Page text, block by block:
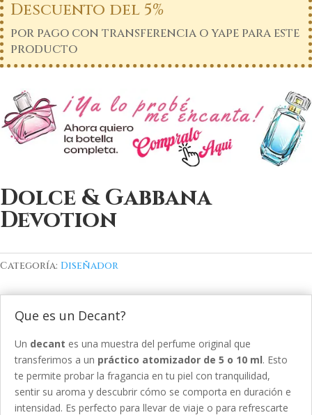
Descuento del 5%
por pago con transferencia o yape para este
producto
Dolce & Gabbana
Devotion
Categoría: Diseñador
Que es un Decant?
Un decant es una muestra del perfume original que
transferimos a un práctico atomizador de 5 o 10 ml. Esto
te permite probar la fragancia en tu piel con tranquilidad,
sentir su aroma y descubrir cómo se comporta en duración e
intensidad. Es perfecto para llevar de viaje o para refrescarte